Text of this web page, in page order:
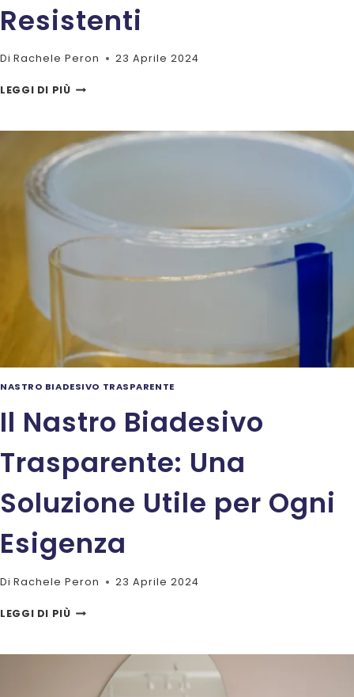
Resistenti
Di Rachele Peron 23 Aprile 2024
LEGGI DI PIÙNASTRO
CARTONGESSO:
LA
SOLUZIONE
INSTALLAZIONI
E
NASTRO BIADESIVO TRASPARENTE
Il Nastro Biadesivo
Trasparente: Una
Soluzione Utile per Ogni
Esigenza
Di Rachele Peron 23 Aprile 2024
LEGGI DI PIÙIL
TRASPARENTE:
SOLUZIONE